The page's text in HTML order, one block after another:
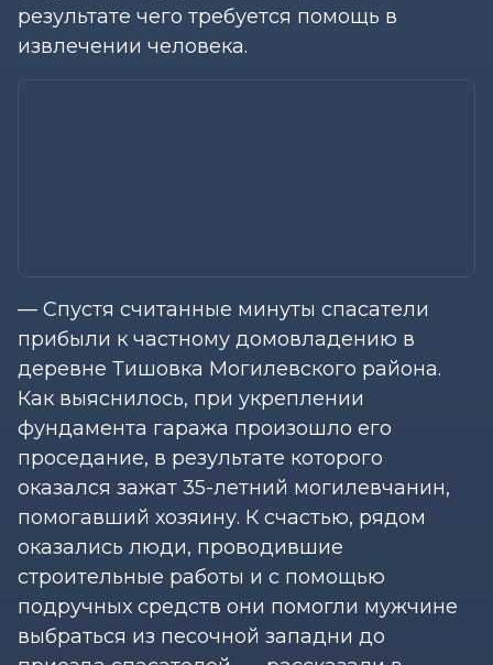
результате чего требуется помощь в
извлечении человека.
— Спустя считанные минуты спасатели
прибыли к частному домовладению в
деревне Тишовка Могилевского района.
Как выяснилось, при укреплении
фундамента гаража произошло его
проседание, в результате которого
оказался зажат 35-летний могилевчанин,
помогавший хозяину. К счастью, рядом
оказались люди, проводившие
строительные работы и с помощью
подручных средств они помогли мужчине
выбраться из песочной западни до